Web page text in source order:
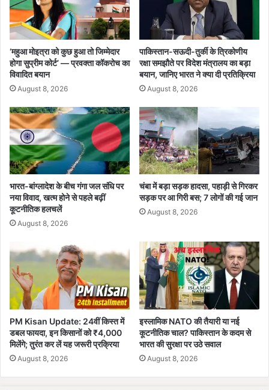
क्ट्री
में
म
ह
ड़
कं
स
त
ते
ज
,
T
M
स
र
का
र
प
र
उ
ठे
ब
ड़े
वा
ल
‘महुआ मोइत्रा को कुछ हुआ तो जिम्मेदार
होगा सुप्रीम कोर्ट’ — प्रवक्ता कॉकरोच का
विवादित बयान
August 8, 2026
पाकिस्तान-सऊदी-तुर्की के त्रिकोणीय
रक्षा समझौते पर विदेश मंत्रालय का बड़ा
बयान, जानिए भारत ने क्या दी प्रतिक्रिया
August 8, 2026
भारत-बांग्लादेश के बीच गंगा जल संधि पर
नया विवाद, खत्म होने से पहले बढ़ीं
कूटनीतिक हलचलें
August 8, 2026
चंबा में बड़ा सड़क हादसा, पहाड़ी से गिरकर
सड़क पर आ गिरी बस; 7 लोगों की गई जान
August 8, 2026
PM Kisan Update: 24वीं किस्त में
डबल फायदा, इन किसानों को ₹4,000
मिलेंगे; तुरंत कर लें यह जरूरी प्रक्रिया
August 8, 2026
इस्लामिक NATO की तैयारी या नई
कूटनीतिक चाल? पाकिस्तान के कदम से
भारत की सुरक्षा पर उठे सवाल
August 8, 2026